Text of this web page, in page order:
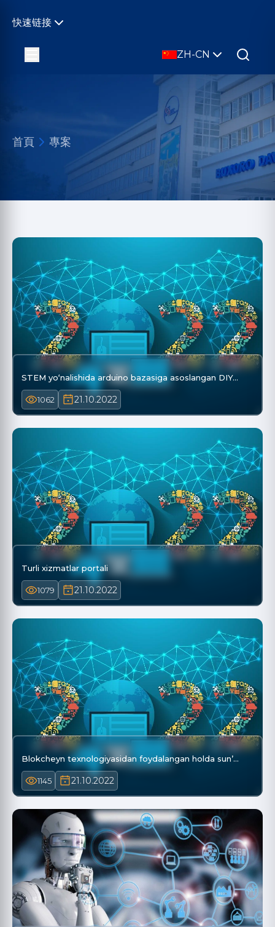
快速链接
ZH-CN
首頁 專案
STEM yo‘nalishida arduino bazasiga asoslangan DIY…
1062 21.10.2022
Turli xizmatlar portali
1079 21.10.2022
Blokcheyn texnologiyasidan foydalangan holda sun’…
1145 21.10.2022